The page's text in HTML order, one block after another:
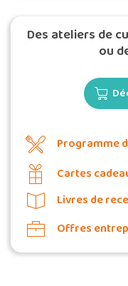
Des ateliers de
ou
Programme
Cartes
Livres de
Offres